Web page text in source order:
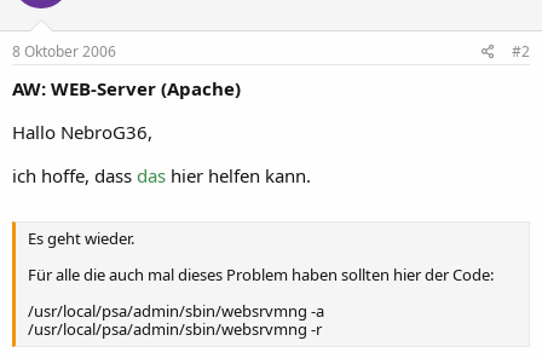
8 Oktober 2006 #2
AW: WEB-Server (Apache)
Hallo NebroG36,
ich hoffe, dass das hier helfen kann.
Es geht wieder.
Für alle die auch mal dieses Problem haben sollten hier der Code:
/usr/local/psa/admin/sbin/websrvmng -a
/usr/local/psa/admin/sbin/websrvmng -r